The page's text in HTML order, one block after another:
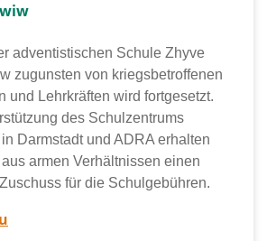
adven­tis­ti­schen Schule Zhyve
zuguns­ten von kriegs­be­trof­fe­nen
und Lehrkräften wird fort­ge­setzt.
des Schulzentrums
Darmstadt und ADRA erhal­ten
armen Verhältnissen einen
für die Schulgebühren.